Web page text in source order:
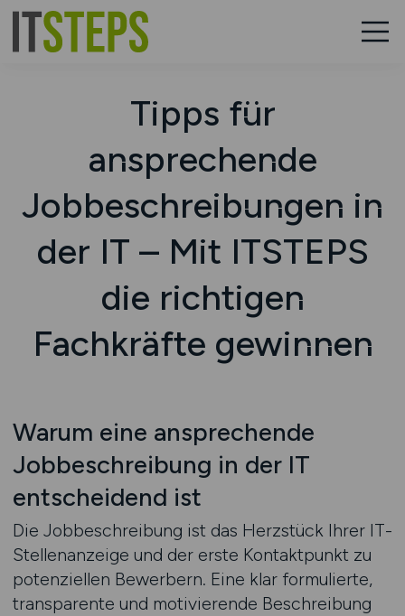
Tipps für
ansprechende
Jobbeschreibungen in
der IT – Mit ITSTEPS
die richtigen
Fachkräfte gewinnen
Warum eine ansprechende
Jobbeschreibung in der IT
entscheidend ist
Die Jobbeschreibung ist das Herzstück Ihrer IT-
Stellenanzeige und der erste Kontaktpunkt zu
potenziellen Bewerbern. Eine klar formulierte,
transparente und motivierende Beschreibung